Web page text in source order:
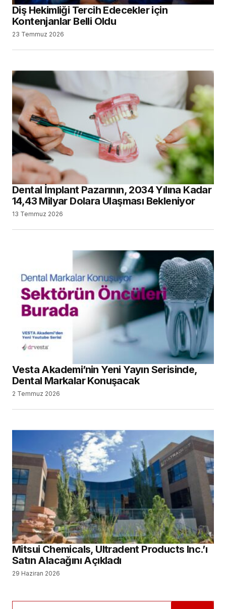
Diş Hekimliği Tercih Edecekler için
Kontenjanlar Belli Oldu
23 Temmuz 2026
Dental İmplant Pazarının, 2034 Yılına Kadar
14,43 Milyar Dolara Ulaşması Bekleniyor
13 Temmuz 2026
Vesta Akademi’nin Yeni Yayın Serisinde,
Dental Markalar Konuşacak
2 Temmuz 2026
Mitsui Chemicals, Ultradent Products Inc.’ı
Satın Alacağını Açıkladı
29 Haziran 2026